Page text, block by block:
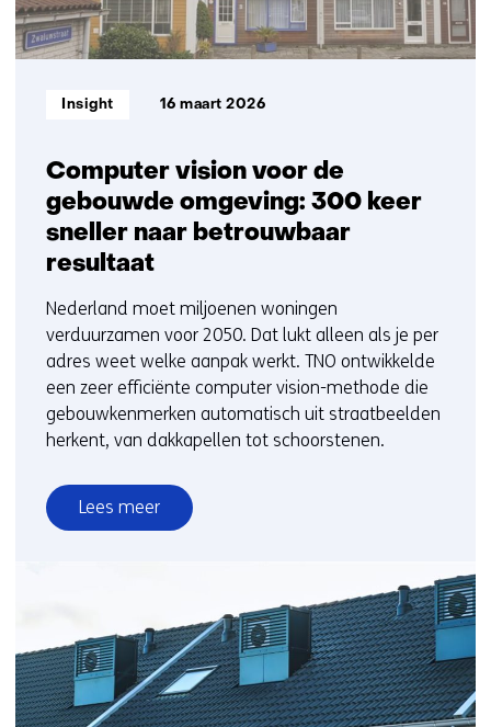
Computer vision voor de
gebouwde omgeving: 300 keer
sneller naar betrouwbaar
resultaat
Informatietype:
Insight 16 maart 2026
Nederland moet miljoenen woningen
verduurzamen voor 2050. Dat lukt alleen als je per
adres weet welke aanpak werkt. TNO ontwikkelde
een zeer efficiënte computer vision-methode die
gebouwkenmerken automatisch uit straatbeelden
herkent, van dakkapellen tot schoorstenen.
Lees meer
over
de
gebouwde
omgeving:
300